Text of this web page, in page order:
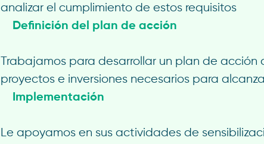
analizar el cumplimiento de estos requisitos
Definición del plan de acción
Trabajamos para desarrollar un plan de
proyectos e inversiones necesarios para
Implementación
Le apoyamos en sus actividades de